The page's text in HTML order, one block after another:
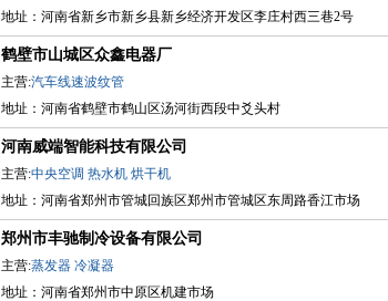
地址：河南省新乡市新乡县新乡经济开发区李庄村西三巷2号
鹤壁市山城区众鑫电器厂
主营:汽车线速波纹管
地址：河南省鹤壁市鹤山区汤河街西段中爻头村
河南威端智能科技有限公司
主营:中央空调 热水机 烘干机
地址：河南省郑州市管城回族区郑州市管城区东周路香江市场
郑州市丰驰制冷设备有限公司
主营:蒸发器 冷凝器
地址：河南省郑州市中原区机建市场